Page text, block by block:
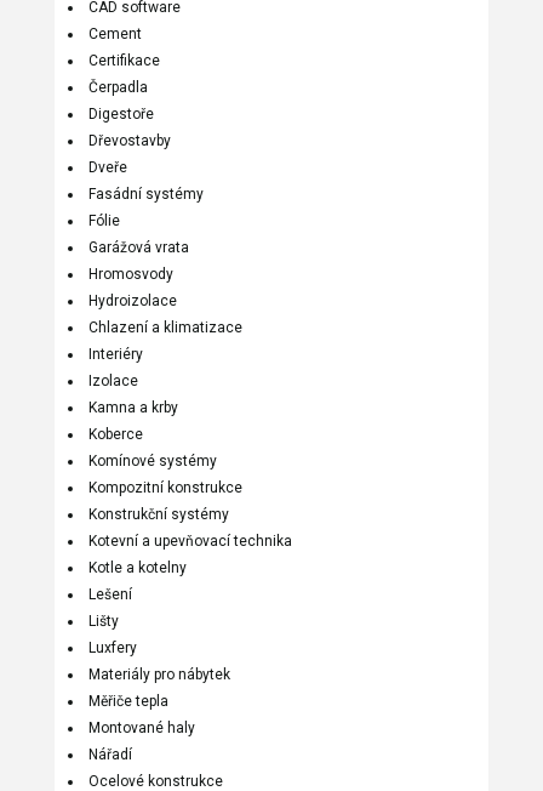
CAD software
Cement
Certifikace
Čerpadla
Digestoře
Dřevostavby
Dveře
Fasádní systémy
Fólie
Garážová vrata
Hromosvody
Hydroizolace
Chlazení a klimatizace
Interiéry
Izolace
Kamna a krby
Koberce
Komínové systémy
Kompozitní konstrukce
Konstrukční systémy
Kotevní a upevňovací technika
Kotle a kotelny
Lešení
Lišty
Luxfery
Materiály pro nábytek
Měřiče tepla
Montované haly
Nářadí
Ocelové konstrukce